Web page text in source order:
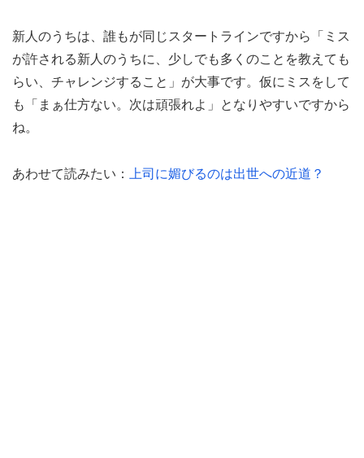
新人のうちは、誰もが同じスタートラインですから「ミス
が許される新人のうちに、少しでも多くのことを教えても
らい、チャレンジすること」が大事です。仮にミスをして
も「まぁ仕方ない。次は頑張れよ」となりやすいですから
ね。
あわせて読みたい： 上司に媚びるのは出世への近道？